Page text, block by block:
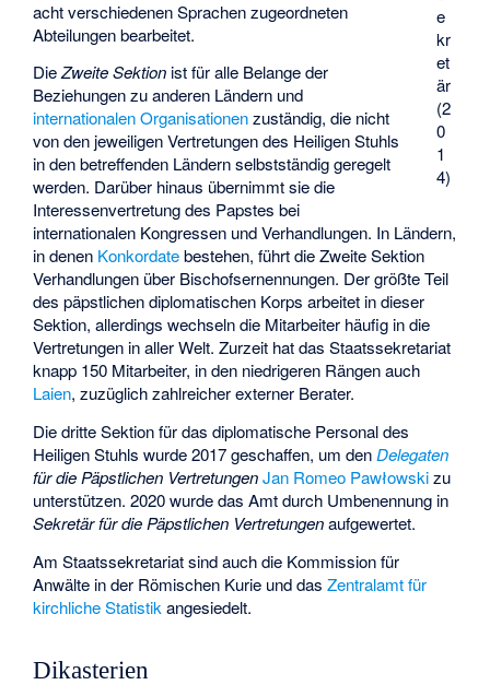
e
kr
et
är
(2
0
1
4)
acht verschiedenen Sprachen zugeordneten
Abteilungen bearbeitet.
DieZweite Sektion ist für alle Belange der
Beziehungen zu anderen Ländern und
internationalen Organisationenzuständig, die nicht
von den jeweiligen Vertretungen des Heiligen Stuhls
in den betreffenden Ländern selbstständig geregelt
werden. Darüber hinaus übernimmt sie die
Interessenvertretung des Papstes bei
internationalen Kongressen und Verhandlungen. In Ländern,
in denen Konkordatebestehen, führt die Zweite Sektion
Verhandlungen über Bischofsernennungen. Der größte Teil
des päpstlichen diplomatischen Korps arbeitet in dieser
Sektion, allerdings wechseln die Mitarbeiter häufig in die
Vertretungen in aller Welt. Zurzeit hat das Staatssekretariat
knapp 150 Mitarbeiter, in den niedrigeren Rängen auch
Laien, zuzüglich zahlreicher externer Berater.
Die dritte Sektion für das diplomatische Personal des
Heiligen Stuhls wurde 2017 geschaffen, um denDelegaten
für die Päpstlichen Vertretungen Jan Romeo Pawłowskizu
unterstützen. 2020 wurde das Amt durch Umbenennung in
Sekretär für die Päpstlichen Vertretungenaufgewertet.
Am Staatssekretariat sind auch die Kommission für
Anwälte in der Römischen Kurie und dasZentralamt für
kirchliche Statistik angesiedelt.
Dikasterien